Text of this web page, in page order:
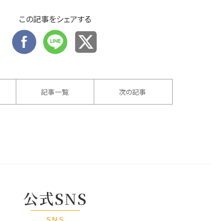
この記事をシェアする
記事一覧 次の記事
公式SNS